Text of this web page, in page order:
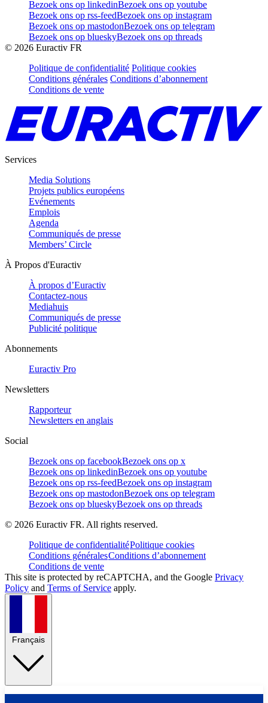
Bezoek ons op linkedinBezoek ons op youtube
Bezoek ons op rss-feedBezoek ons op instagram
Bezoek ons op mastodonBezoek ons op telegram
Bezoek ons op blueskyBezoek ons op threads
© 2026 Euractiv FR
Politique de confidentialité Politique cookies
Conditions générales Conditions d’abonnement
Conditions de vente
Services
Media Solutions
Projets publics européens
Evénements
Emplois
Agenda
Communiqués de presse
Members’ Circle
À Propos d'Euractiv
À propos d’Euractiv
Contactez-nous
Mediahuis
Communiqués de presse
Publicité politique
Abonnements
Euractiv Pro
Newsletters
Rapporteur
Newsletters en anglais
Social
Bezoek ons op facebookBezoek ons op x
Bezoek ons op linkedinBezoek ons op youtube
Bezoek ons op rss-feedBezoek ons op instagram
Bezoek ons op mastodonBezoek ons op telegram
Bezoek ons op blueskyBezoek ons op threads
© 2026 Euractiv FR. All rights reserved.
Politique de confidentialitéPolitique cookies
Conditions généralesConditions d’abonnement
Conditions de vente
This site is protected by reCAPTCHA, and the Google Privacy
Policy and Terms of Service apply.
Français